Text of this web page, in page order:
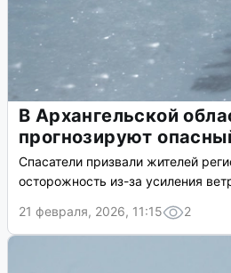
В Архангельской
прогнозируют
Спасатели призвали жителей
осторожность из-за усиления
21 февраля, 2026, 11:15
2